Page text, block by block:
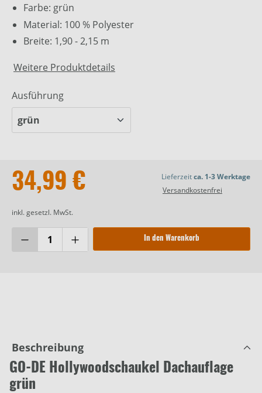
Farbe: grün
Material: 100 % Polyester
Breite: 1,90 - 2,15 m
Weitere Produktdetails
Ausführung
34,99 €
inkl. gesetzl. MwSt.
Lieferzeitca. 1-3 Werktage
Versandkostenfrei
In den Warenkorb
Beschreibung
GO-DE Hollywoodschaukel Dachauflage
grün